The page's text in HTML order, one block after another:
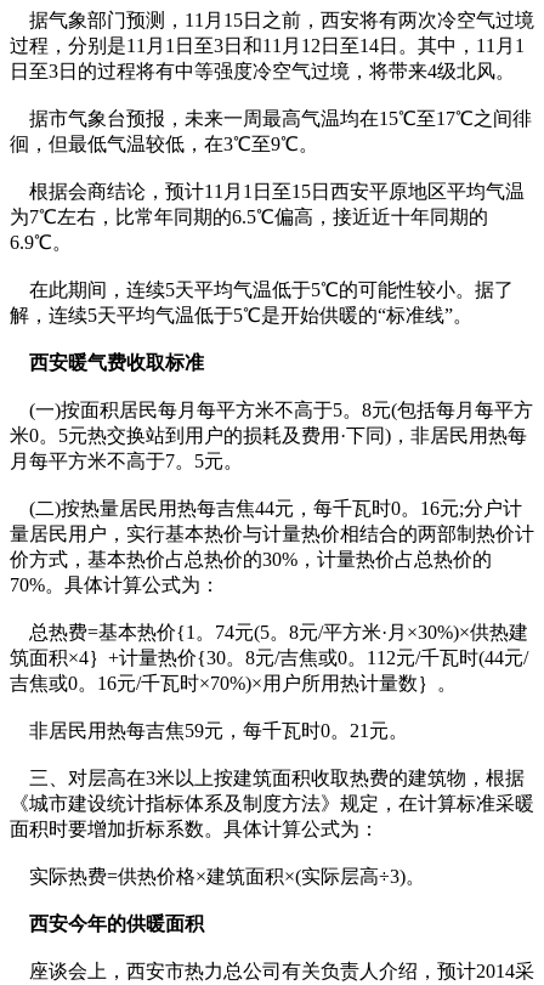
据气象部门预测，11月15日之前，西安将有两次冷空气过境
过程，分别是11月1日至3日和11月12日至14日。其中，11月1
日至3日的过程将有中等强度冷空气过境，将带来4级北风。
据市气象台预报，未来一周最高气温均在15℃至17℃之间徘
徊，但最低气温较低，在3℃至9℃。
根据会商结论，预计11月1日至15日西安平原地区平均气温
为7℃左右，比常年同期的6.5℃偏高，接近近十年同期的
6.9℃。
在此期间，连续5天平均气温低于5℃的可能性较小。据了
解，连续5天平均气温低于5℃是开始供暖的“标准线”。
西安暖气费收取标准
(一)按面积居民每月每平方米不高于5。8元(包括每月每平方
米0。5元热交换站到用户的损耗及费用·下同)，非居民用热每
月每平方米不高于7。5元。
(二)按热量居民用热每吉焦44元，每千瓦时0。16元;分户计
量居民用户，实行基本热价与计量热价相结合的两部制热价计
价方式，基本热价占总热价的30%，计量热价占总热价的
70%。具体计算公式为：
总热费=基本热价{1。74元(5。8元/平方米·月×30%)×供热建
筑面积×4｝+计量热价{30。8元/吉焦或0。112元/千瓦时(44元/
吉焦或0。16元/千瓦时×70%)×用户所用热计量数｝。
非居民用热每吉焦59元，每千瓦时0。21元。
三、对层高在3米以上按建筑面积收取热费的建筑物，根据
《城市建设统计指标体系及制度方法》规定，在计算标准采暖
面积时要增加折标系数。具体计算公式为：
实际热费=供热价格×建筑面积×(实际层高÷3)。
西安今年的供暖面积
座谈会上，西安市热力总公司有关负责人介绍，预计2014采